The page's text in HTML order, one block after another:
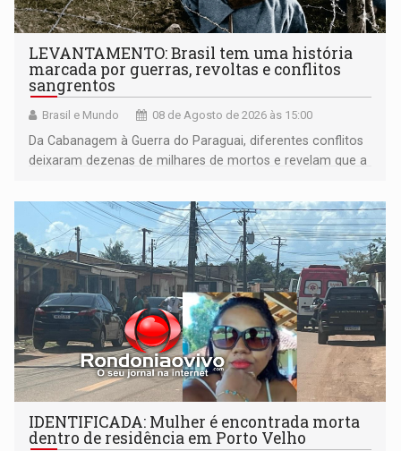
LEVANTAMENTO: Brasil tem uma história
marcada por guerras, revoltas e conflitos
sangrentos
Brasil e Mundo 08 de Agosto de 2026 às 15:00
Da Cabanagem à Guerra do Paraguai, diferentes conflitos
deixaram dezenas de milhares de mortos e revelam que a
territoriais e sociais
IDENTIFICADA: Mulher é encontrada morta
dentro de residência em Porto Velho